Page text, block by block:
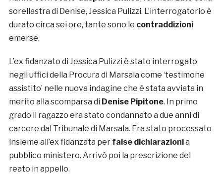
sorellastra di Denise, Jessica Pulizzi. L’interrogatorio è
durato circa sei ore, tante sono le contraddizioni
emerse.
L’ex fidanzato di Jessica Pulizzi è stato interrogato
negli uffici della Procura di Marsala come ‘testimone
assistito’ nelle nuova indagine che è stata avviata in
merito alla scomparsa di Denise Pipitone. In primo
grado il ragazzo era stato condannato a due anni di
carcere dal Tribunale di Marsala. Era stato processato
insieme all’ex fidanzata per false dichiarazionia
pubblico ministero. Arrivò poi la prescrizione del
reato in appello.